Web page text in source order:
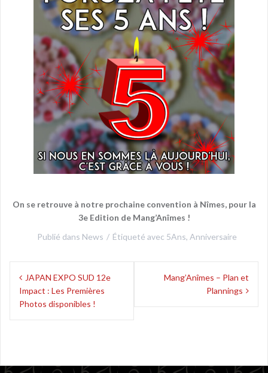
On se retrouve à notre prochaine convention à Nîmes, pour la
3e Edition de Mang’Anîmes !
Publié dans News Étiqueté avec 5Ans, Anniversaire
Navigation
de
l’article
JAPAN EXPO SUD 12e
Impact : Les Premières
Photos disponibles !
Mang’Anîmes – Plan et
Plannings